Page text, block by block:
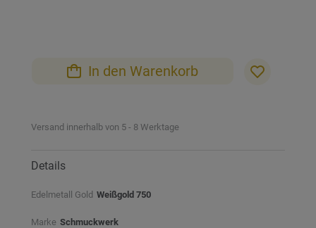
springen
In den Warenkorb
Versand innerhalb von 5 - 8 Werktage
Details
Edelmetall Gold Weißgold 750
Marke Schmuckwerk